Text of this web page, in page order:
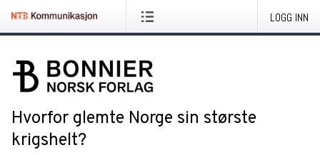
LOGG INN
Hvorfor glemte Norge sin største
krigshelt?